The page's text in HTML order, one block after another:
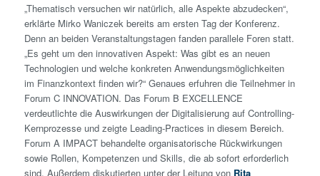
„Thematisch versuchen wir natürlich, alle Aspekte abzudecken“,
erklärte Mirko Waniczek bereits am ersten Tag der Konferenz.
Denn an beiden Veranstaltungstagen fanden parallele Foren statt.
„Es geht um den innovativen Aspekt: Was gibt es an neuen
Technologien und welche konkreten Anwendungsmöglichkeiten
im Finanzkontext finden wir?“ Genaues erfuhren die Teilnehmer in
Forum C INNOVATION. Das Forum B EXCELLENCE
verdeutlichte die Auswirkungen der Digitalisierung auf Controlling-
Kernprozesse und zeigte Leading-Practices in diesem Bereich.
Forum A IMPACT behandelte organisatorische Rückwirkungen
sowie Rollen, Kompetenzen und Skills, die ab sofort erforderlich
sind. Außerdem diskutierten unter der Leitung von Rita